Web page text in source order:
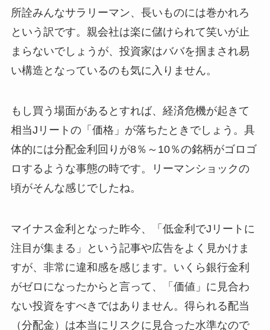
所詮みんなサラリーマン、長いものには巻かれろ
という訳です。親会社は楽に儲けられて笑いが止
まらないでしょうが、投資家はババを掴まされ易
い構造となっているのも気に入りません。
もし買う場面があるとすれば、経済危機が起きて
相当Jリートの「価格」が落ちたときでしょう。具
体的には分配金利回りが8％～10％の銘柄がゴロゴ
ロするような事態の時です。リーマンショックの
頃がそんな感じでしたね。
マイナス金利となった昨今、「低金利でJリートに
注目が集まる」という記事や広告をよく見かけま
すが、非常に違和感を感じます。いくら銀行金利
がゼロになったからと言って、「価値」に見合わ
ない投資をすべきではありません。得られる配当
（分配金）は本当にリスクに見合った水準なので